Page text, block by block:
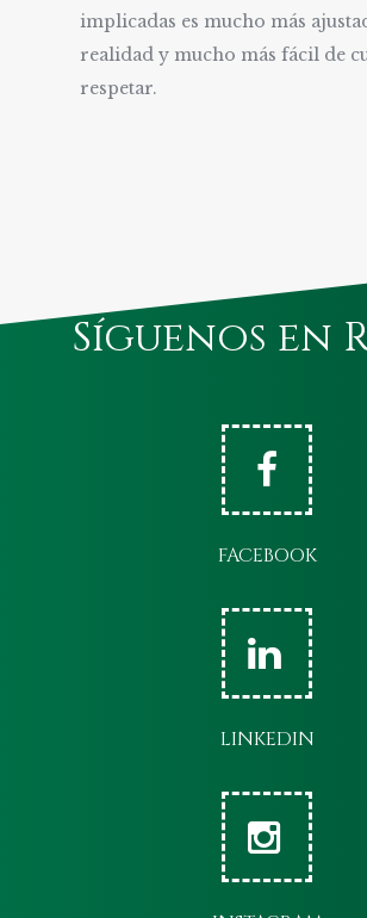
implicadas es mucho más
realidad y mucho más fácil de
respetar.
Síguenos en
FACEBOOK
LINKEDIN